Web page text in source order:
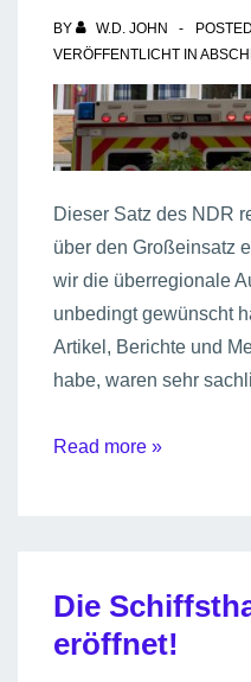
BY W.D. JOHN
VERÖFFENTLICHT IN
Dieser Satz des NDR
über den Großeinsatz
wir die überregionale
unbedingt gewünscht
Artikel, Berichte und
habe, waren sehr
“…
gelüftet.”
(NDR)
Read more »
Die
eröffnet!